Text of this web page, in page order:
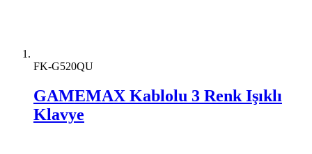
FK-G520QU
GAMEMAX Kablolu 3 Renk Işıklı
Klavye